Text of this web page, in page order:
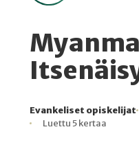
Kirjoittaja
Evankeliset opiskelijat
Julkaistu
Lukuaika
Lukukertoja
Luettu 5 kertaa